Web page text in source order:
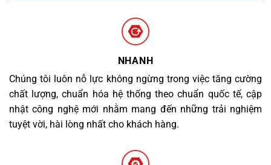
NHANH
Chúng tôi luôn nỗ lực không ngừng trong việc tăng cường
chất lượng, chuẩn hóa hệ thống theo chuẩn quốc tế, cập
nhật công nghệ mới nhằm mang đến những trải nghiệm
tuyệt vời, hài lòng nhất cho khách hàng.